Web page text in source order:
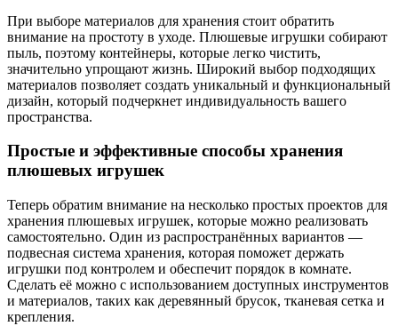
При выборе материалов для хранения стоит обратить
внимание на простоту в уходе. Плюшевые игрушки собирают
пыль, поэтому контейнеры, которые легко чистить,
значительно упрощают жизнь. Широкий выбор подходящих
материалов позволяет создать уникальный и функциональный
дизайн, который подчеркнет индивидуальность вашего
пространства.
Простые и эффективные способы хранения
плюшевых игрушек
Теперь обратим внимание на несколько простых проектов для
хранения плюшевых игрушек, которые можно реализовать
самостоятельно. Один из распространённых вариантов —
подвесная система хранения, которая поможет держать
игрушки под контролем и обеспечит порядок в комнате.
Сделать её можно с использованием доступных инструментов
и материалов, таких как деревянный брусок, тканевая сетка и
крепления.